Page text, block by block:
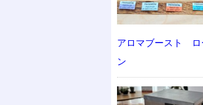
アロマブースト ロ
ン